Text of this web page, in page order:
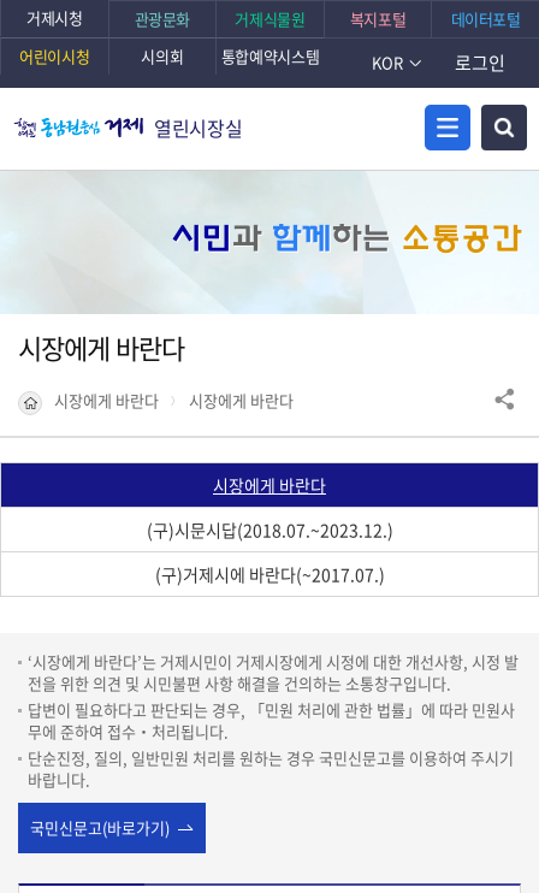
거제시청 관광문화 거제식물원 복지포털
데이터포털
어린이시청
시의회 통합예약시스템 KOR 로그인
열린시장실
시민 과 함께 하는 소통공간
시장에게 바란다
시장에게 바란다 시장에게 바란다
시장에게 바란다
(구)시문시답(2018.07.~2023.12.)
(구)거제시에 바란다(~2017.07.)
‘시장에게 바란다’는 거제시민이 거제시장에게 시정에 대한 개선사항, 시정 발
전을 위한 의견 및 시민불편 사항 해결을 건의하는 소통창구입니다.
답변이 필요하다고 판단되는 경우, 「민원 처리에 관한 법률」에 따라 민원사
무에 준하여 접수‧처리됩니다.
단순진정, 질의, 일반민원 처리를 원하는 경우 국민신문고를 이용하여 주시기
바랍니다.
국민신문고(바로가기)